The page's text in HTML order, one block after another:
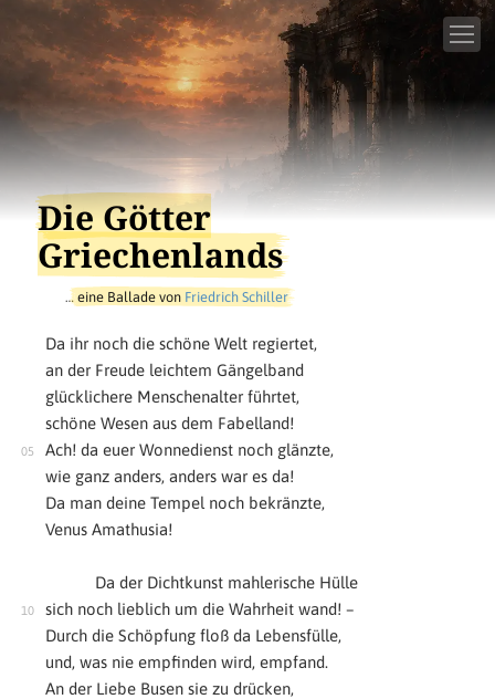
Die Götter
Griechenlands
… eine Ballade von Friedrich Schiller
Da ihr noch die schöne Welt regiertet,
an der Freude leichtem Gängelband
glücklichere Menschenalter führtet,
schöne Wesen aus dem Fabelland!
Ach! da euer Wonnedienst noch glänzte,
wie ganz anders, anders war es da!
Da man deine Tempel noch bekränzte,
Venus Amathusia!
Da der Dichtkunst mahlerische Hülle
sich noch lieblich um die Wahrheit wand! –
Durch die Schöpfung floß da Lebensfülle,
und, was nie empfinden wird, empfand.
An der Liebe Busen sie zu drücken,